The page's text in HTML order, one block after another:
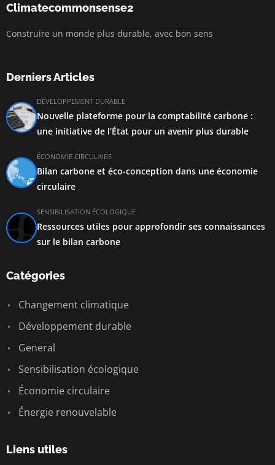
Climatecommonsense2
Construire un monde plus durable, avec bon sens
Derniers Articles
DÉVELOPPEMENT DURABLE
Nouvelle plateforme pour la comptabilité carbone :
une initiative de l’État pour un avenir plus durable
ÉCONOMIE CIRCULAIRE
Bilan carbone et éco-conception dans une économie
circulaire
SENSIBILISATION ÉCOLOGIQUE
Ressources utiles pour approfondir ses connaissances
sur le bilan carbone
Catégories
Changement climatique
Développement durable
General
Sensibilisation écologique
Économie circulaire
Énergie renouvelable
Liens utiles